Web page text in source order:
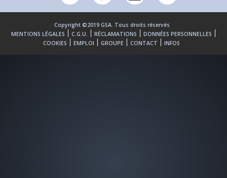
Copyright ©2019 GSA. Tous droits réservés
MENTIONS LÉGALES
C.G.U. RÉCLAMATIONS
DONNÉES PERSONNELLES
COOKIES
EMPLOI GROUPE CONTACT INFOS